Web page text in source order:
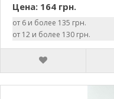
Цена: 164 грн.
от 6 и более 135 грн.
от 12 и более 130 грн.